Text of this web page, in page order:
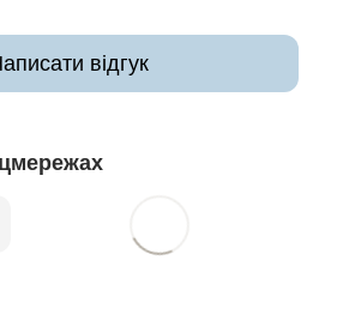
відгук